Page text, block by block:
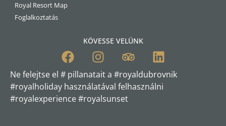
Royal Resort Map
Foglalkoztatás
KÖVESSE VELÜNK
Ne felejtse el # pillanatait a #royaldubrovnik
#royalholiday használatával felhasználni
#royalexperience #royalsunset